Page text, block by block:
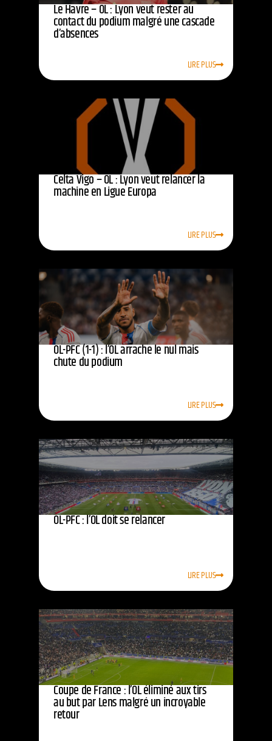
Le Havre – OL : Lyon veut rester au
contact du podium malgré une cascade
d’absences
LIRE PLUS
Celta Vigo – OL : Lyon veut relancer la
machine en Ligue Europa
LIRE PLUS
OL-PFC (1-1) : l’OL arrache le nul mais
chute du podium
LIRE PLUS
OL-PFC : l’OL doit se relancer
LIRE PLUS
Coupe de France : l’OL éliminé aux tirs
au but par Lens malgré un incroyable
retour